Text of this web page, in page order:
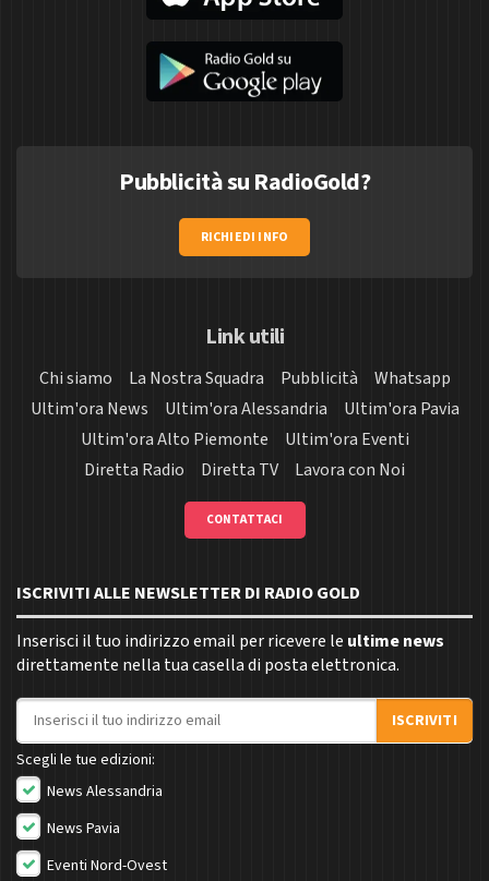
Pubblicità su RadioGold?
RICHIEDI INFO
Link utili
Chi siamo La Nostra Squadra Pubblicità
Whatsapp
Ultim'ora News
Ultim'ora Alessandria
Ultim'ora Pavia
Ultim'ora Alto Piemonte
Ultim'ora Eventi
Diretta Radio
Diretta TV Lavora con Noi
CONTATTACI
ISCRIVITI ALLE NEWSLETTER DI RADIO GOLD
Inserisci il tuo indirizzo email per ricevere le ultime news
direttamente nella tua casella di posta elettronica.
Indirizzo email
ISCRIVITI
Scegli le tue edizioni:
News Alessandria
News Pavia
Eventi Nord-Ovest